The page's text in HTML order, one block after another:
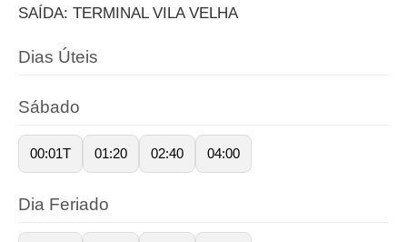
SAÍDA: TERMINAL VILA VELHA
Dias Úteis
Sábado
00:01T 01:20 02:40 04:00
Dia Feriado